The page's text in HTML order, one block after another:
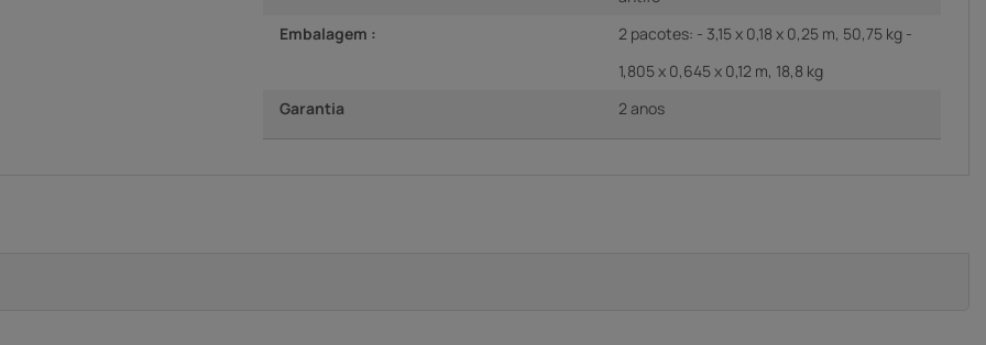
Embalagem :
2 pacotes: - 3,15 x 0,18 x 0,25 m, 50,75 kg -
1,805 x 0,645 x 0,12 m, 18,8 kg
Garantia
2 anos